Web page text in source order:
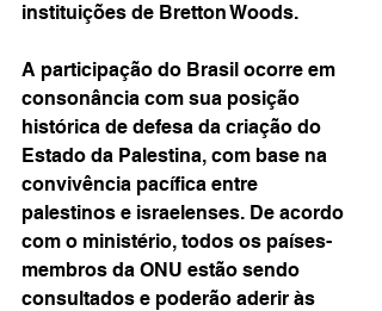
instituições de Bretton Woods.
A participação do Brasil ocorre em
consonância com sua posição
histórica de defesa da criação do
Estado da Palestina, com base na
convivência pacífica entre
palestinos e israelenses. De acordo
com o ministério, todos os países-
membros da ONU estão sendo
consultados e poderão aderir às